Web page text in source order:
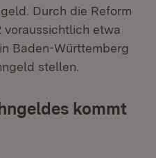
Durch die Reform
voraussichtlich etwa
Baden-Württemberg
stellen.
kommt